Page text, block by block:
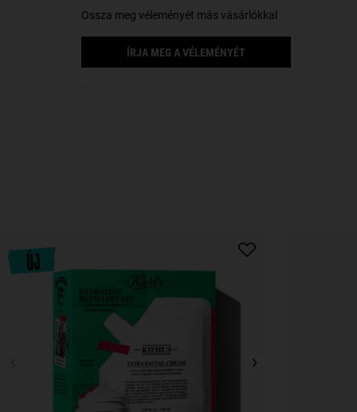
Ossza meg véleményét más vásárlókkal
ÍRJA MEG A VÉLEMÉNYÉT